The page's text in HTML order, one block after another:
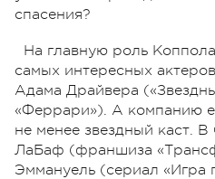
спасения?
На главную роль
самых интересных
Адама Драйвера
«Феррари»). А компанию
не менее звездный каст.
ЛаБаф (франшиза
Эммануель (сериал «Игра